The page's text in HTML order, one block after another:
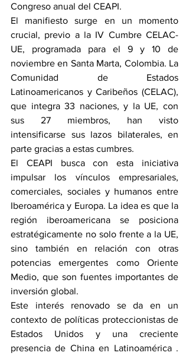
Congreso anual del CEAPI.
El manifiesto surge en un momento
crucial, previo a la IV Cumbre CELAC-
UE, programada para el 9 y 10 de
noviembre en Santa Marta, Colombia. La
Comunidad de Estados
Latinoamericanos y Caribeños (CELAC),
que integra 33 naciones, y la UE, con
sus 27 miembros, han visto
intensificarse sus lazos bilaterales, en
parte gracias a estas cumbres.
El CEAPI busca con esta iniciativa
impulsar los vínculos empresariales,
comerciales, sociales y humanos entre
Iberoamérica y Europa. La idea es que la
región iberoamericana se posiciona
estratégicamente no solo frente a la UE,
sino también en relación con otras
potencias emergentes como Oriente
Medio, que son fuentes importantes de
inversión global.
Este interés renovado se da en un
contexto de políticas proteccionistas de
Estados Unidos y una creciente
presencia de China en Latinoamérica .